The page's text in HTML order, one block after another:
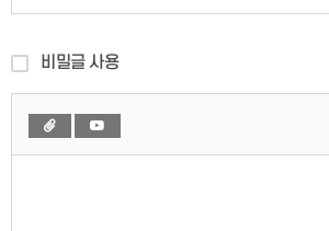
비밀글 사용